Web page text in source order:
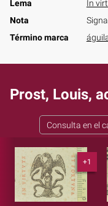
Lema
In
Nota
Término marca
Prost, Louis,
Consulta en el
+1